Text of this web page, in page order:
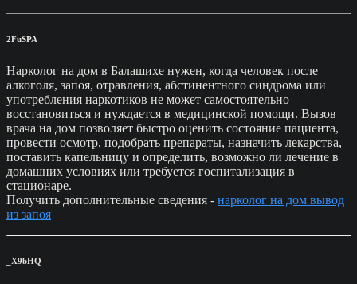
2FuSPA
Нарколог на дом в Балашихе нужен, когда человек после
алкоголя, запоя, отравления, абстинентного синдрома или
употребления наркотиков не может самостоятельно
восстановиться и нуждается в медицинской помощи. Вызов
врача на дом позволяет быстро оценить состояние пациента,
провести осмотр, подобрать препараты, назначить лекарства,
поставить капельницу и определить, возможно ли лечение в
домашних условиях или требуется госпитализация в
стационаре.
Получить дополнительные сведения - нарколог на дом вывод
из запоя
_X9bHQ